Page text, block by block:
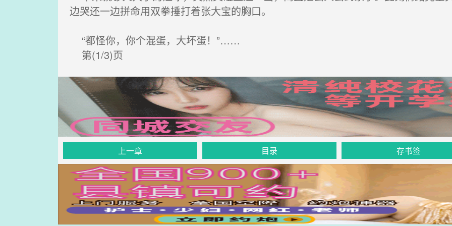
边哭还一边拼命用双拳捶打着张大宝的胸口。
“都怪你，你个混蛋，大坏蛋！”……
第(1/3)页
上一章 目录 存书签